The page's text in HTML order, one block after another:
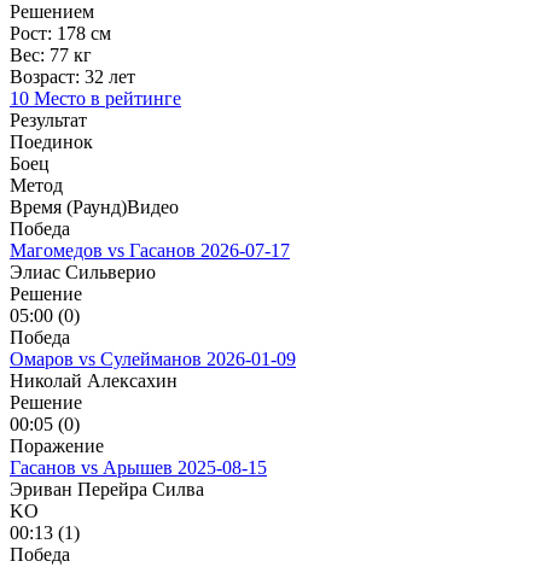
Решением
Рост: 178 см
Вес: 77 кг
Возраст: 32 лет
10 Место в рейтинге
Результат
Поединок
Боец
Метод
Время (Раунд)Видео
Победа
Магомедов vs Гасанов 2026-07-17
Элиас Сильверио
Решение
05:00 (0)
Победа
Омаров vs Сулейманов 2026-01-09
Николай Алексахин
Решение
00:05 (0)
Поражение
Гасанов vs Арышев 2025-08-15
Эриван Перейра Силва
KO
00:13 (1)
Победа